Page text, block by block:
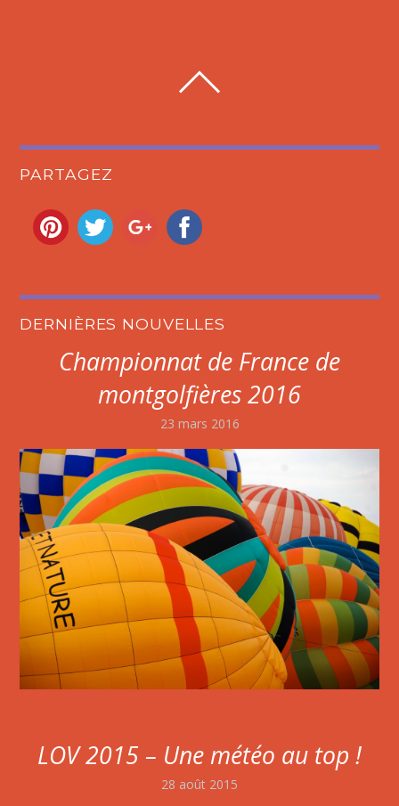
PARTAGEZ
DERNIÈRES NOUVELLES
Championnat de France de
montgolfières 2016
23 mars 2016
LOV 2015 – Une météo au top !
28 août 2015